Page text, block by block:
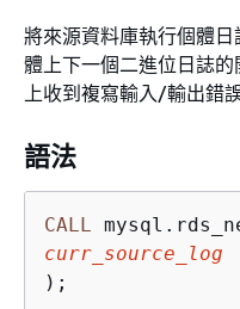
將來源資料庫執行個體
體上下一個二進位日誌
上收到複寫輸入/輸出錯
語法
CALL
curr_source_log
);